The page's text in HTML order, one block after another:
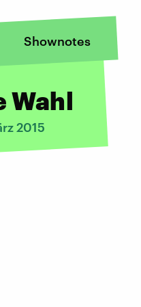
Shownotes
Wahl
2015